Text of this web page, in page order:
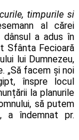
timpurile si
al cărei
a adus în
Sfânta Fecioară
lui Dumnezeu,
„Să facem și noi
înspre locul
la planurile
să putem
a îndemnat pr.